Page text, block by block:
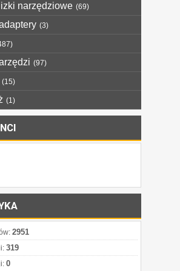
narzędziowe (69)
(3)
(97)
(15)
(1)
2951
319
0